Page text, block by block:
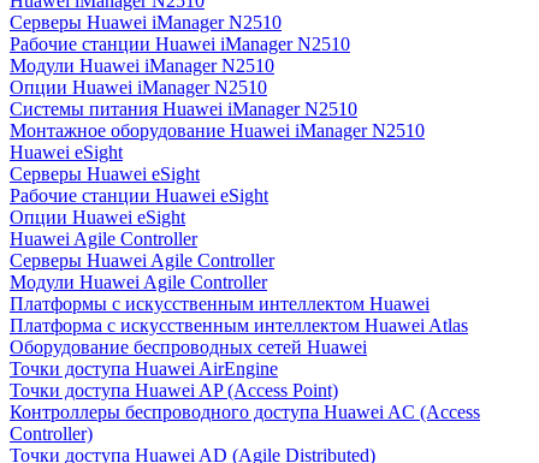
Серверы Huawei iManager N2510
Рабочие станции Huawei iManager N2510
Модули Huawei iManager N2510
Опции Huawei iManager N2510
Системы питания Huawei iManager N2510
Монтажное оборудование Huawei iManager N2510
Huawei eSight
Серверы Huawei eSight
Рабочие станции Huawei eSight
Опции Huawei eSight
Huawei Agile Controller
Серверы Huawei Agile Controller
Модули Huawei Agile Controller
Платформы с искусственным интеллектом Huawei
Платформа с искусственным интеллектом Huawei Atlas
Оборудование беспроводных сетей Huawei
Точки доступа Huawei AirEngine
Точки доступа Huawei AP (Access Point)
Контроллеры беспроводного доступа Huawei AC (Access
Controller)
Точки доступа Huawei AD (Agile Distributed)